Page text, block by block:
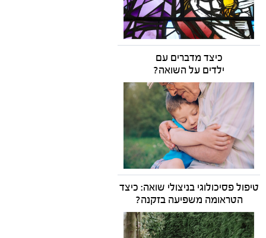
כיצד מדברים עם
ילדים על השואה?
טיפול פסיכולוגי בניצולי שואה: כיצד
הטראומה משפיעה בזקנה?